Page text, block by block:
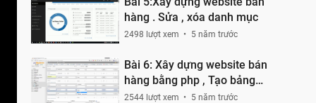
hàng . Sửa , xóa danh mục
2498 lượt xem 5 năm trước
Bài 6: Xây dựng website bán
hàng bằng php , Tạo bảng
user , admin , product
2544 lượt xem 5 năm trước